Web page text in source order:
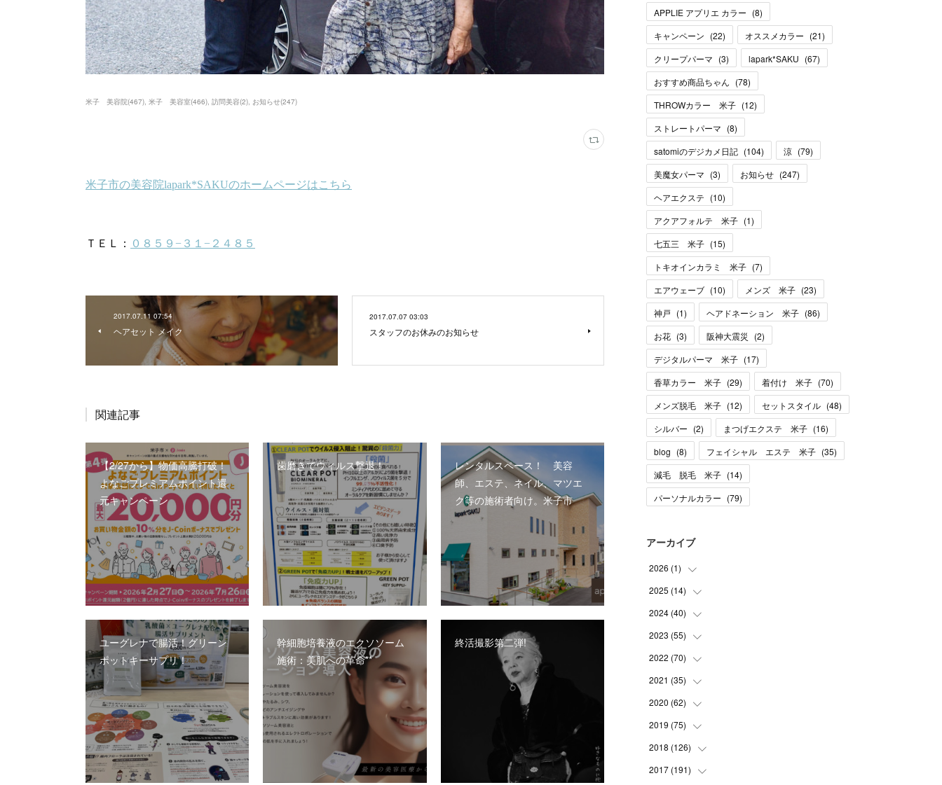
米子 美容院(467) 米子 美容室(466) 訪問美容(2) お知らせ(247)
2017.07.11 07:54
ヘアセット メイク
2017.07.07 03:03
スタッフのお休みのお知らせ
関連記事
【2/27から】物価高騰打破！
よなごプレミアムポイント還
元キャンペーン
歯磨きでウィルス撃退！
レンタルスペース！ 美容
師、エステ、ネイル、マツエ
ク等の施術者向け。米子市
ユーグレナで腸活！グリーン
ポットキーサプリ！
幹細胞培養液のエクソソーム
施術：美肌への革命**
終活撮影第二弾!
APPLIE アプリエ カラー (8)
キャンペーン (22) オススメカラー (21)
クリープパーマ (3) lapark*SAKU (67)
おすすめ商品ちゃん (78)
THROWカラー 米子 (12)
ストレートパーマ (8)
satomiのデジカメ日記 (104) 涼 (79)
美魔女パーマ (3) お知らせ (247)
ヘアエクステ (10)
アクアフォルテ 米子 (1)
七五三 米子 (15)
トキオインカラミ 米子 (7)
エアウェーブ (10) メンズ 米子 (23)
神戸 (1) ヘアドネーション 米子 (86)
お花 (3) 阪神大震災 (2)
デジタルパーマ 米子 (17)
香草カラー 米子 (29) 着付け 米子 (70)
メンズ脱毛 米子 (12) セットスタイル (48)
シルバー (2) まつげエクステ 米子 (16)
blog (8) フェイシャル エステ 米子 (35)
減毛 脱毛 米子 (14)
パーソナルカラー (79)
アーカイブ
2026 (1)
(1
2025 (14)
(10
)
(1
(1
(2
2024 (40)
(1
(1
(3
(2
(7
(4)
(3)
2023 (55)
(2
(4
(3
(3
(6)
(4)
2022 (70)
(7
(11
)
(8
(1)
(3)
2021 (35)
(5
(7
(5)
(3)
2020 (62)
(6
(9)
(7)
2019 (75)
(1)
(2)
2018 (126)
(6)
2017 (191)